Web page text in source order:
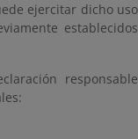
ejercitar dicho uso
establecidos
responsable